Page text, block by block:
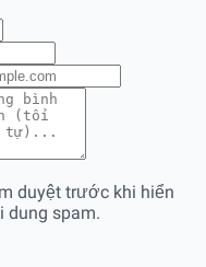
duyệt trước khi hiển
dung spam.